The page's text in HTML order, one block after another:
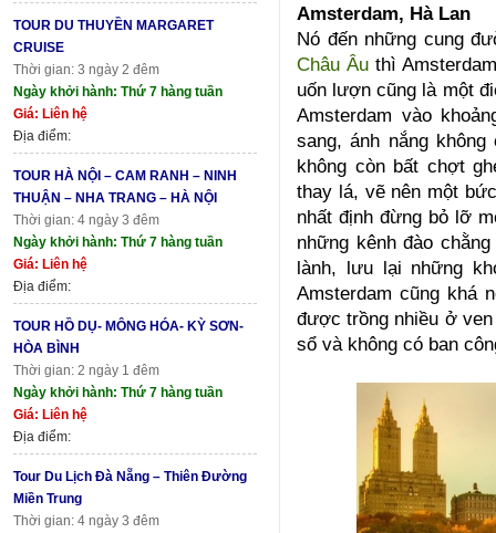
TOUR DU THUYỀN MARGARET
CRUISE
Thời gian: 3 ngày 2 đêm
Ngày khởi hành: Thứ 7 hàng tuần
Giá: Liên hệ
Địa điểm:
TOUR HÀ NỘI – CAM RANH – NINH
THUẬN – NHA TRANG – HÀ NỘI
Thời gian: 4 ngày 3 đêm
Ngày khởi hành: Thứ 7 hàng tuần
Giá: Liên hệ
Địa điểm:
TOUR HỒ DỤ- MÔNG HÓA- KỲ SƠN-
HÒA BÌNH
Thời gian: 2 ngày 1 đêm
Ngày khởi hành: Thứ 7 hàng tuần
Giá: Liên hệ
Địa điểm:
Tour Du Lịch Đà Nẵng – Thiên Đường
Miền Trung
Thời gian: 4 ngày 3 đêm
Amsterdam, Hà Lan
Nó đến những cung
Châu Âu thì
uốn lượn cũng là một
Amsterdam vào
sang, ánh nắng
không còn bất chợt
thay lá, vẽ nên một
nhất định đừng bỏ lỡ
những kênh đào
lành, lưu lại những
Amsterdam cũng khá
được trồng nhiều ở
sổ và không có ban